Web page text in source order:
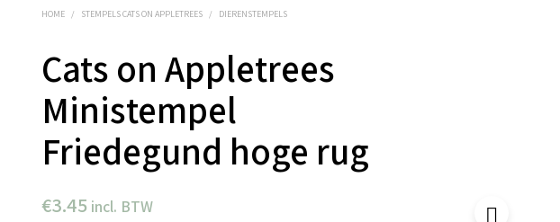
HOME / STEMPELS CATS ON APPLETREES / DIERENSTEMPELS
Cats on Appletrees
Ministempel
Friedegund hoge rug
€3.45 incl. BTW